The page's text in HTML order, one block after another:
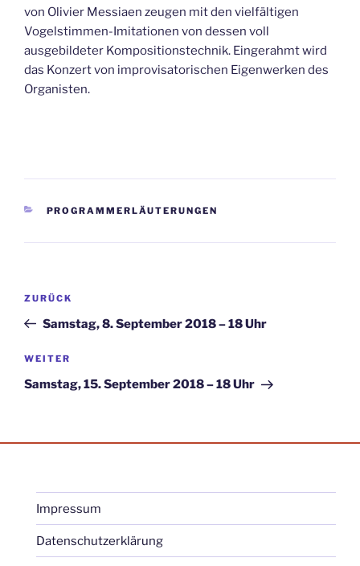
von Olivier Messiaen zeugen mit den vielfältigen
Vogelstimmen-Imitationen von dessen voll
ausgebildeter Kompositionstechnik. Eingerahmt wird
das Konzert von improvisatorischen Eigenwerken des
Organisten.
KATEGORIEN
PROGRAMMERLÄUTERUNGEN
Beitragsnavigation
Vorheriger
Beitrag
ZURÜCK
Samstag, 8. September 2018 – 18 Uhr
Nächster
Beitrag
WEITER
Samstag, 15. September 2018 – 18 Uhr
Impressum
Datenschutzerklärung